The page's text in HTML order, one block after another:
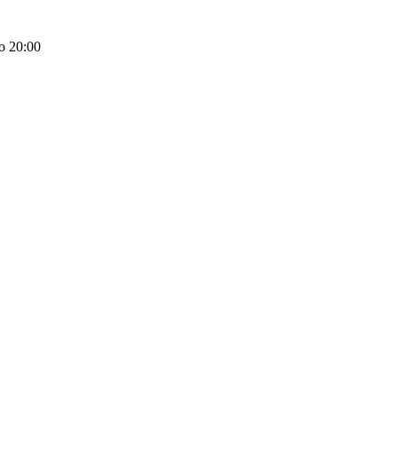
20:00